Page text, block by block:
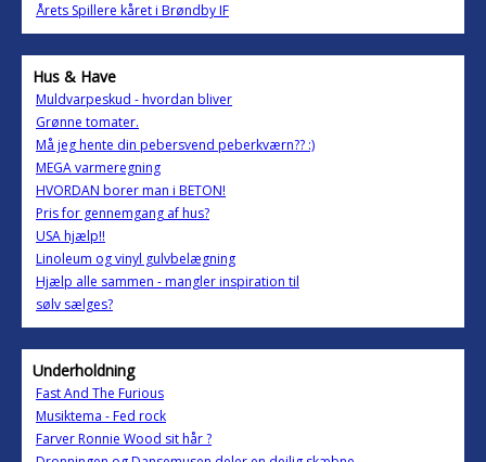
Årets Spillere kåret i Brøndby IF
Hus & Have
Muldvarpeskud - hvordan bliver
Grønne tomater.
Må jeg hente din pebersvend peberkværn?? :)
MEGA varmeregning
HVORDAN borer man i BETON!
Pris for gennemgang af hus?
USA hjælp!!
Linoleum og vinyl gulvbelægning
Hjælp alle sammen - mangler inspiration til
sølv sælges?
Underholdning
Fast And The Furious
Musiktema - Fed rock
Farver Ronnie Wood sit hår ?